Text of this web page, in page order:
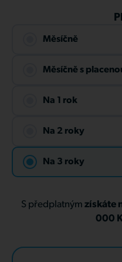
Měsíčně
Měsíčně s
Na 1 rok
Na 2 roky
Na 3 roky
S předplatným získáte
000